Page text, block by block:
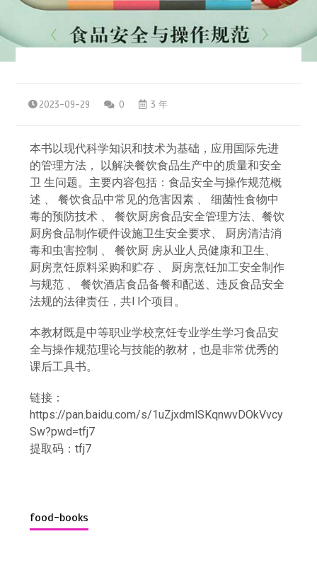
2023-09-29 0 3 年
本书以现代科学知识和技术为基础，应用国际先进
的管理方法， 以解决餐饮食品生产中的质量和安全
卫 生问题。主要内容包括：食品安全与操作规范概
述 、 餐饮食品中常见的危害因素 、 细菌性食物中
毒的预防技术 、 餐饮厨房食品安全管理方法、餐饮
厨房食品制作硬件设施卫生安全要求、 厨房清洁消
毒和虫害控制 、 餐饮厨 房从业人员健康和卫生、
厨房烹饪原料采购和贮存 、 厨房烹饪加工安全制作
与规范 、 餐饮酒店食品备餐和配送、违反食品安全
法规的法律责任，共l l个项目。
本教材既是中等职业学校烹饪专业学生学习食品安
全与操作规范理论与技能的教材，也是非常优秀的
课后工具书。
链接：
https://pan.baidu.com/s/1uZjxdmlSKqnwvDOkVvcy
Sw?pwd=tfj7
提取码：tfj7
food-books